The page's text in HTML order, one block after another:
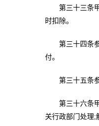
第三十三条
时扣除。
第三十四条
付。
第三十五条
第三十六条
关行政部门处理;